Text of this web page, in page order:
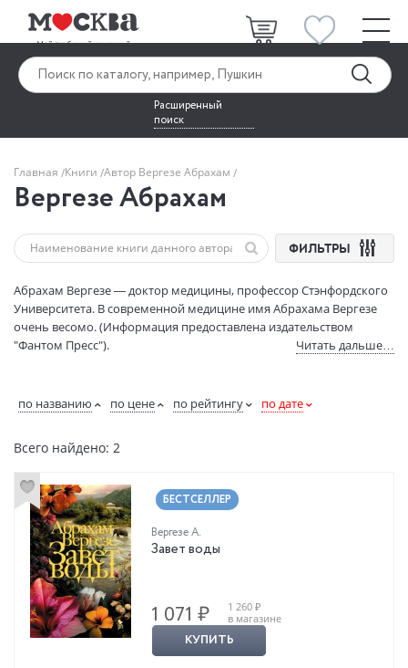
Расширенный
поиск
Главная Книги Автор Вергезе Абрахам
Вергезе Абрахам
ФИЛЬТРЫ
Абрахам Вергезе — доктор медицины, профессор Стэнфордского
Университета. В современной медицине имя Абрахама Вергезе
очень весомо. (Информация предоставлена издательством
"Фантом Пресс").
Читать дальше…
по названию по цене по рейтингу по дате
Всего найдено: 2
БЕСТСЕЛЛЕР
Вергезе А.
Завет воды
1 071 ₽
1 260 ₽
в магазине
КУПИТЬ